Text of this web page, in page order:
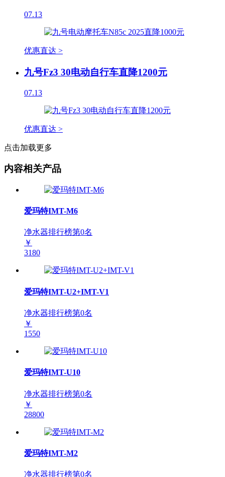
07.13
优惠直达 >
九号Fz3 30电动自行车直降1200元
07.13
优惠直达 >
点击加载更多
内容相关产品
爱玛特IMT-M6
净水器排行榜第0名
￥
3180
爱玛特IMT-U2+IMT-V1
净水器排行榜第0名
￥
1550
爱玛特IMT-U10
净水器排行榜第0名
￥
28800
爱玛特IMT-M2
净水器排行榜第0名